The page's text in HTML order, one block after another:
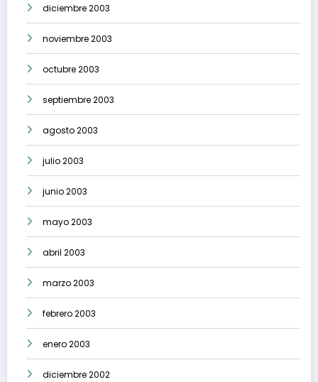
diciembre 2003
noviembre 2003
octubre 2003
septiembre 2003
agosto 2003
julio 2003
junio 2003
mayo 2003
abril 2003
marzo 2003
febrero 2003
enero 2003
diciembre 2002